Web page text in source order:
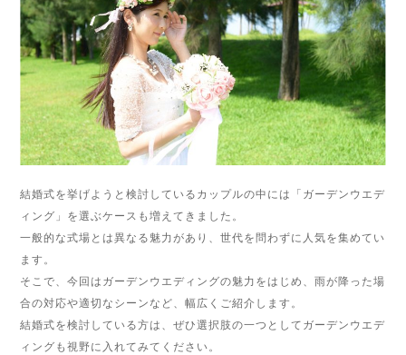
結婚式を挙げようと検討しているカップルの中には「ガーデンウエデ
ィング」を選ぶケースも増えてきました。
一般的な式場とは異なる魅力があり、世代を問わずに人気を集めてい
ます。
そこで、今回はガーデンウエディングの魅力をはじめ、雨が降った場
合の対応や適切なシーンなど、幅広くご紹介します。
結婚式を検討している方は、ぜひ選択肢の一つとしてガーデンウエデ
ィングも視野に入れてみてください。